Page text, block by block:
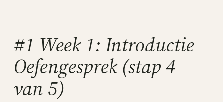
content
#1 Week 1: Introductie
Oefengesprek (stap 4
van 5)